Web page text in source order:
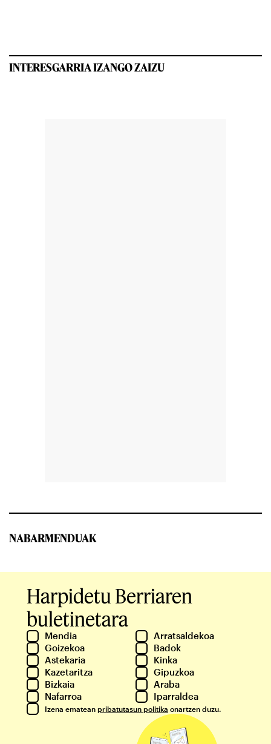
INTERESGARRIA IZANGO ZAIZU
NABARMENDUAK
Harpidetu Berriaren
buletinetara
Mendia
Arratsaldekoa
Goizekoa
Badok
Astekaria
Kinka
Kazetaritza
Gipuzkoa
Bizkaia
Araba
Nafarroa
Iparraldea
Izena ematean pribatutasun politika onartzen duzu.